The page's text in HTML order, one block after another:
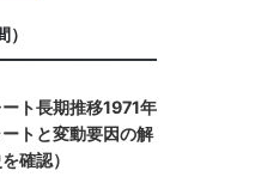
ート長期推移1971年
ートと変動要因の解
確認）